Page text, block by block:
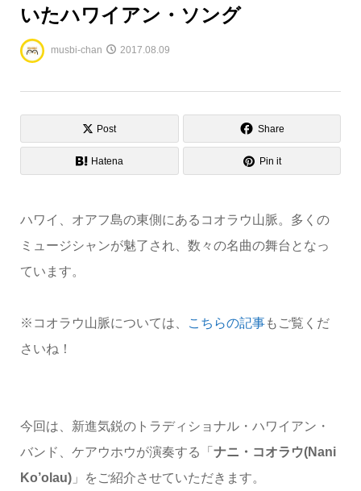
いたハワイアン・ソング
musbi-chan 2017.08.09
Post Share
Hatena Pin it
ハワイ、オアフ島の東側にあるコオラウ山脈。多くの
ミュージシャンが魅了され、数々の名曲の舞台となっ
ています。
※コオラウ山脈については、 こちらの記事もご覧くだ
さいね！
今回は、新進気鋭のトラディショナル・ハワイアン・
バンド、ケアウホウが演奏する「 ナニ・コオラウ(Nani
Ko’olau)」をご紹介させていただきます。